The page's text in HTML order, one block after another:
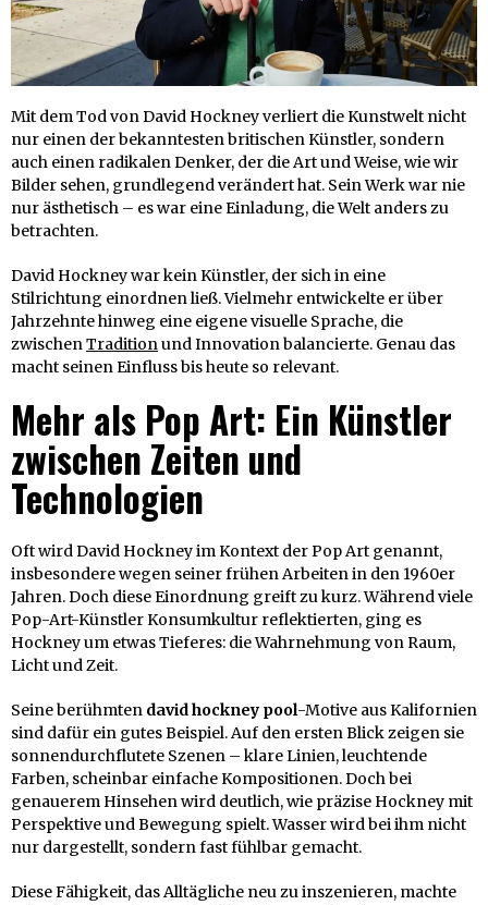
Mit dem Tod von David Hockney verliert die Kunstwelt nicht
nur einen der bekanntesten britischen Künstler, sondern
auch einen radikalen Denker, der die Art und Weise, wie wir
Bilder sehen, grundlegend verändert hat. Sein Werk war nie
nur ästhetisch – es war eine Einladung, die Welt anders zu
betrachten.
David Hockney war kein Künstler, der sich in eine
Stilrichtung einordnen ließ. Vielmehr entwickelte er über
Jahrzehnte hinweg eine eigene visuelle Sprache, die
zwischenTraditionund Innovation balancierte. Genau das
macht seinen Einfluss bis heute so relevant.
Mehr als Pop Art: Ein Künstler
zwischen Zeiten und
Technologien
Oft wird David Hockney im Kontext der Pop Art genannt,
insbesondere wegen seiner frühen Arbeiten in den 1960er
Jahren. Doch diese Einordnung greift zu kurz. Während viele
Pop-Art-Künstler Konsumkultur reflektierten, ging es
Hockney um etwas Tieferes: die Wahrnehmung von Raum,
Licht und Zeit.
Seine berühmten david hockney pool-Motive aus Kalifornien
sind dafür ein gutes Beispiel. Auf den ersten Blick zeigen sie
sonnendurchflutete Szenen – klare Linien, leuchtende
Farben, scheinbar einfache Kompositionen. Doch bei
genauerem Hinsehen wird deutlich, wie präzise Hockney mit
Perspektive und Bewegung spielt. Wasser wird bei ihm nicht
nur dargestellt, sondern fast fühlbar gemacht.
Diese Fähigkeit, das Alltägliche neu zu inszenieren, machte